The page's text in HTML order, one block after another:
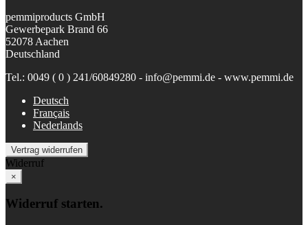
pemmiproducts GmbH
Gewerbepark Brand 66
52078 Aachen
Deutschland
Tel.: 0049 ( 0 ) 241/60849280 - info@pemmi.de - www.pemmi.de
Deutsch
Français
Nederlands
Vertrag widerrufen
Widerruf
×
Widerruf starten.